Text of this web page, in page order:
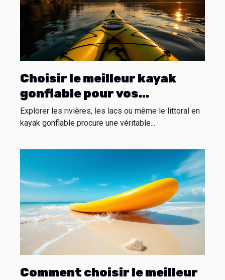
Choisir le meilleur kayak
gonflable pour vos
aventures aquatiques
Explorer les rivières, les lacs ou même le littoral en
kayak gonflable procure une véritable...
Comment choisir le meilleur